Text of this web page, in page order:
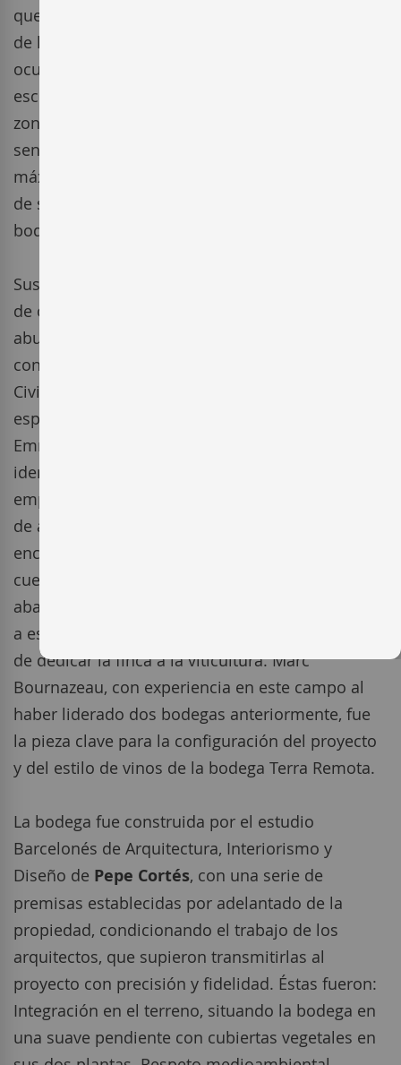
querido tomar como representación simbólica
de la bodega dos símbolos de estas primitivas
ocupaciones ibéricas, circulo y aspa, encontrados
esculpidos en algunos bloques graníticos de la
zona. Es una bodega con una marcada
sensibilización por el terreno, integrándose al
máximo en él. Este concepto es la espina dorsal
de su filosofía, rigiendo las actuaciones de la
bodega en todos los sentidos.
Sus propietarios son Marc y Emma Bournazeau,
de origen francés pero con raíces catalanas. El
abuelo de Emma, tuvo que irse a Francia,
concretamente a Perpignan, al acabar la Guerra
Civil Española, por eso, esta bodega representa,
especialmente para Claude Florensa, padre de
Emma, volver a sus orígenes y recuperar una
identidad perdida. En el año 2000, fue cuando
empezó el sueño de esta familia; en el momento
de adquirir los terrenos donde hoy en dia se
encuentra Terra Remota del Empordà, se dieron
cuenta que existían viejos pies de cepas
abandonados, desvelando la antigua dedicación
a este cultivo en su terreno; ésto reforzó su idea
de dedicar la finca a la viticultura. Marc
Bournazeau, con experiencia en este campo al
haber liderado dos bodegas anteriormente, fue
la pieza clave para la configuración del proyecto
y del estilo de vinos de la bodega Terra Remota.
La bodega fue construida por el estudio
Barcelonés de Arquitectura, Interiorismo y
Diseño de Pepe Cortés, con una serie de
premisas establecidas por adelantado de la
propiedad, condicionando el trabajo de los
arquitectos, que supieron transmitirlas al
proyecto con precisión y fidelidad. Éstas fueron:
Integración en el terreno, situando la bodega en
una suave pendiente con cubiertas vegetales en